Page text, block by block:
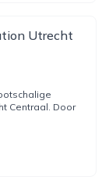
Utrecht
Centraal. Door